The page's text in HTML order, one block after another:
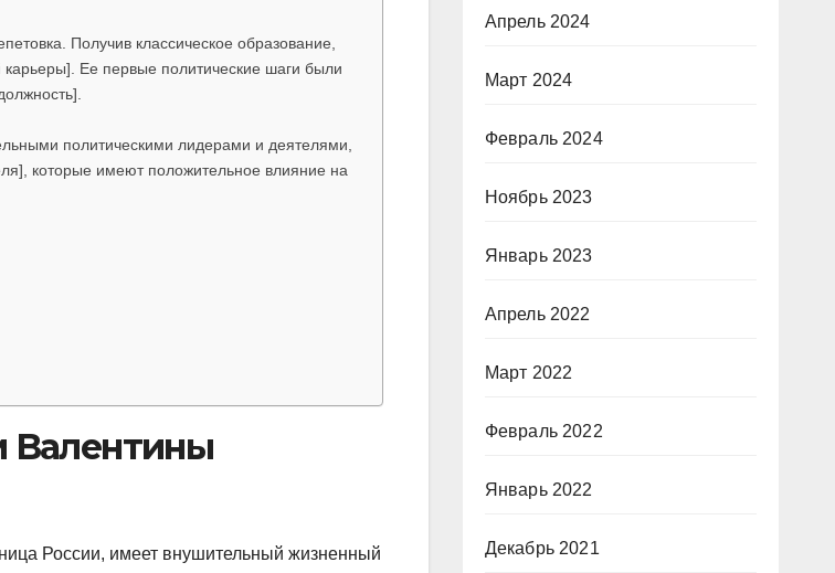
Получив классическое образование,
карьеры]. Ее первые политические шаги были
политическими лидерами и деятелями,
которые имеют положительное влияние на
Валентины
России, имеет внушительный жизненный
Апрель 2024
Март 2024
Февраль 2024
Ноябрь 2023
Январь 2023
Апрель 2022
Март 2022
Февраль 2022
Январь 2022
Декабрь 2021